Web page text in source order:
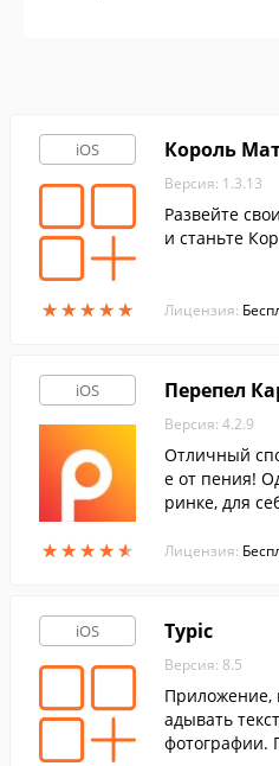
iOS
★★★★★
★★★★★
Король
Версия: 1.3.13
Развейте
и станьте
Лицензия:
iOS
★★★★★
★★★★★
Перепел
Версия: 4.2.9
Отличный
е от пения!
ринке, для
и iPad с
Лицензия:
iOS Typic
Версия: 8.5
Приложение,
адывать
фотографии.